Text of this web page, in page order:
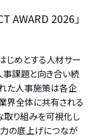
AWARD 2026」
じめとする人材サー
事課題と向き合い続
れた人事施策は各企
界全体に共有される
取り組みを可視化し
力の底上げにつなが